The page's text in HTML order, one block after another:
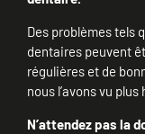
Des problèmes tels
dentaires peuvent
régulières et de
nous l’avons vu plus
N’attendez pas la